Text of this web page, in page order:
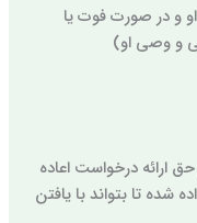
او و در صورت فوت یا
و وصی او)
ارائه درخواست اعاده
شده تا بتواند با یافتن